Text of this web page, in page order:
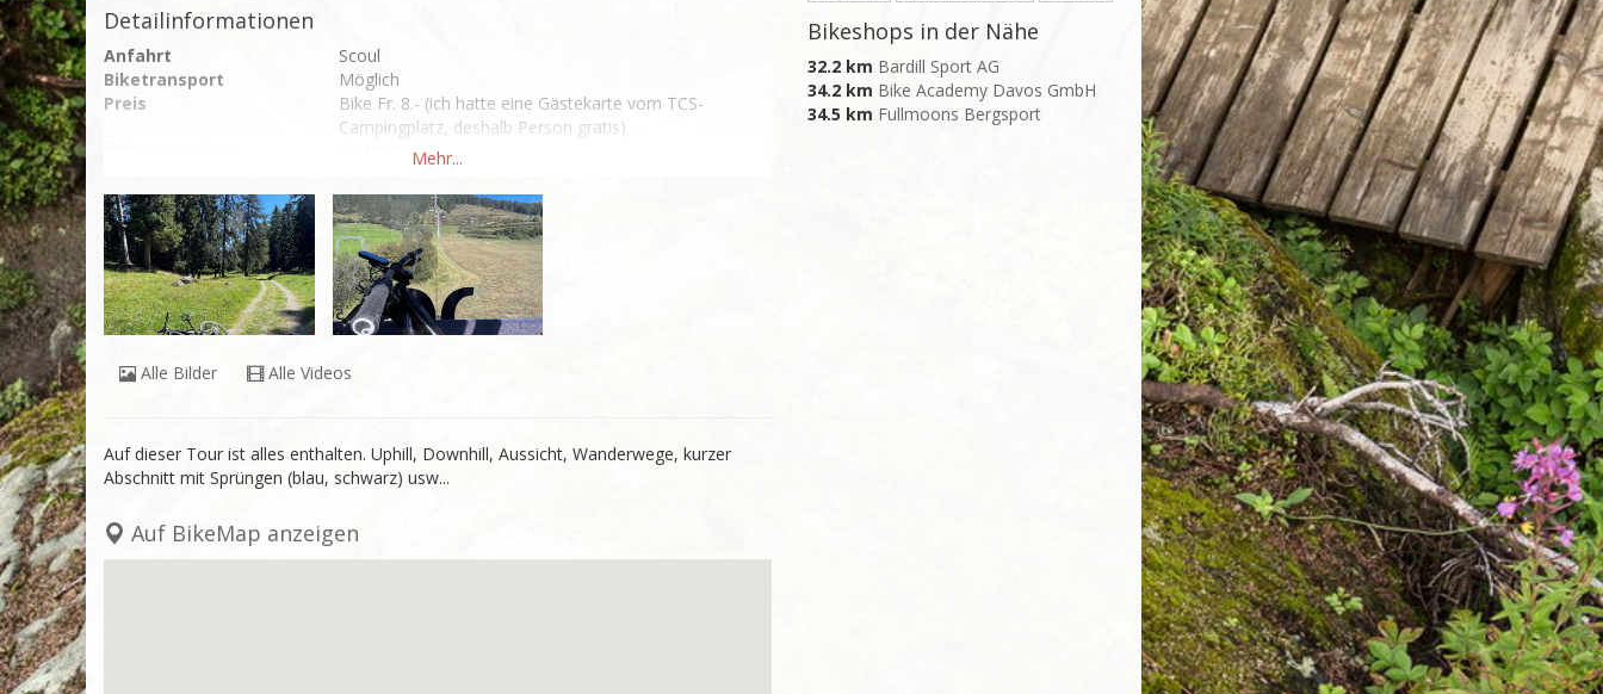
Bikeshops in der Nähe
32.2 km Bardill Sport AG
34.2 km Bike Academy Davos GmbH
34.5 km Fullmoons Bergsport
Detailinformationen
Anfahrt
Scoul
Biketransport
Möglich
Preis
Bike Fr. 8.- (ich hatte eine Gästekarte vom TCS-
Campingplatz, deshalb Person gratis)
Verpflegung
Möglich aber nicht nötig für die 2:30h
Übernachtung
Möglich in Hotels oder auf dem schönen Campngplatz
Alle Bilder Alle Videos
Auf dieser Tour ist alles enthalten. Uphill, Downhill, Aussicht, Wanderwege, kurzer
Abschnitt mit Sprüngen (blau, schwarz) usw...
Auf BikeMap anzeigen